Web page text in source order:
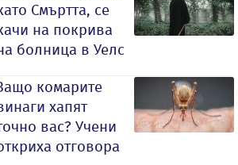
Смъртта, се
на покрива
болница в Уелс
комарите
хапят
вас? Учени
отговора